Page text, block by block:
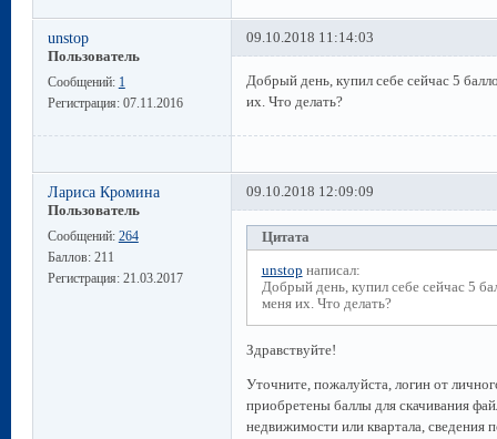
unstop
Пользователь
Сообщений: 1
Регистрация: 07.11.2016
09.10.2018 11:14:03
Добрый день, купил себе сейчас 5
их. Что делать?
Лариса Кромина
Пользователь
Сообщений: 264
Баллов: 211
Регистрация: 21.03.2017
09.10.2018 12:09:09
Цитата
unstop написал:
Добрый день, купил себе сейчас 5
меня их. Что делать?
Здравствуйте!
Уточните, пожалуйста, логин от
приобретены баллы для скачивания
недвижимости или квартала, сведения